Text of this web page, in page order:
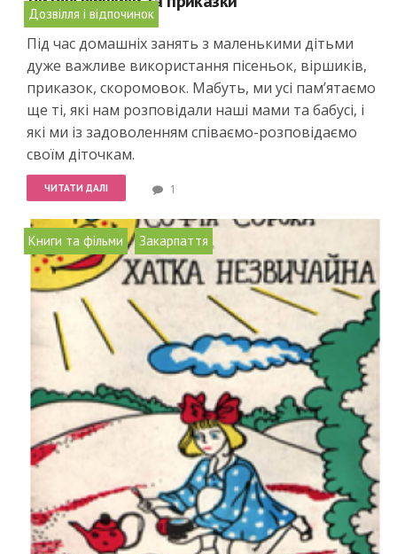
Дозвілля і відпочинок
20/07/2011
Під час домашніх занять з маленькими дітьми
дуже важливе використання пісеньок, віршиків,
приказок, скоромовок. Мабуть, ми усі пам’ятаємо
ще ті, які нам розповідали наші мами та бабусі, і
які ми із задоволенням співаємо-розповідаємо
своїм діточкам.
ЧИТАТИ ДАЛІ 1
Книги та фільми , Закарпаття